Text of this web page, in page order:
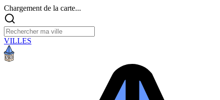
Chargement de la carte...
VILLES